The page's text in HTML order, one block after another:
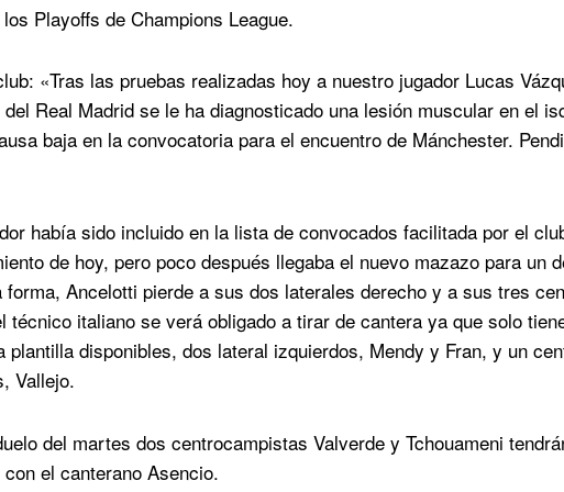
Playoffs de Champions League.
«Tras las pruebas realizadas hoy a nuestro jugador Lucas
Real Madrid se le ha diagnosticado una lesión muscular en el
baja en la convocatoria para el encuentro de Mánchester.
había sido incluido en la lista de convocados facilitada por el
de hoy, pero poco después llegaba el nuevo mazazo para un
Ancelotti pierde a sus dos laterales derecho y a sus tres
técnico italiano se verá obligado a tirar de cantera ya que solo
plantilla disponibles, dos lateral izquierdos, Mendy y Fran, y un
Vallejo.
del martes dos centrocampistas Valverde y Tchouameni
el canterano Asencio.